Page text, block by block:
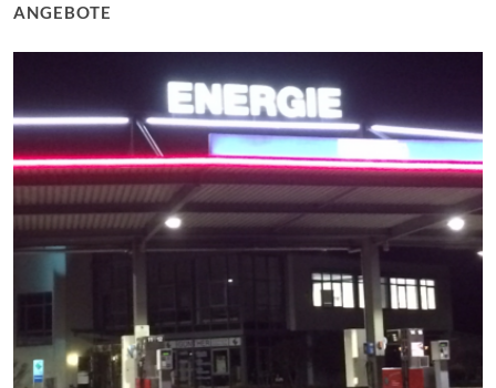
ANGEBOTE